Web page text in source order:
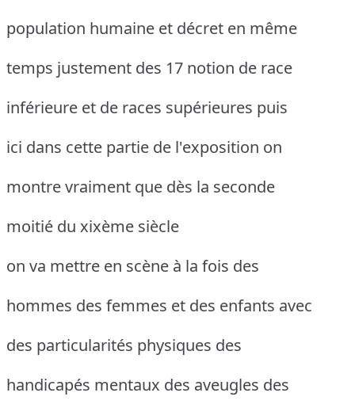
population humaine et décret en même
temps justement des 17 notion de race
inférieure et de races supérieures puis
ici dans cette partie de l'exposition on
montre vraiment que dès la seconde
moitié du xixème siècle
on va mettre en scène à la fois des
hommes des femmes et des enfants avec
des particularités physiques des
handicapés mentaux des aveugles des